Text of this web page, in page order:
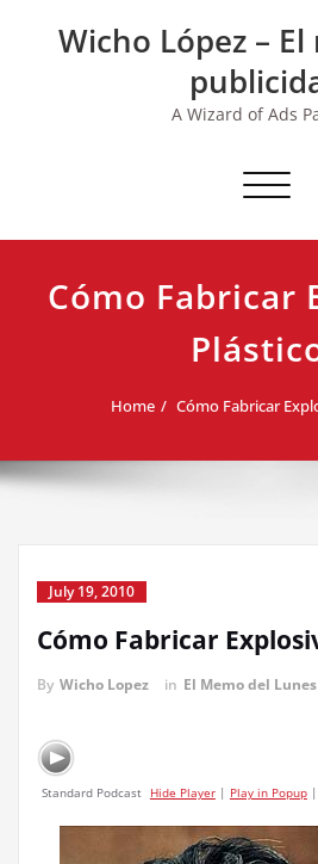
Wicho López –
A Wizard of Ads
Cómo Fabricar
Home Cómo Fabricar
July 19, 2010
Cómo Fabricar
By Wicho Lopez in El Memo del Lunes
Standard Podcast Hide Player| Play in Popup|